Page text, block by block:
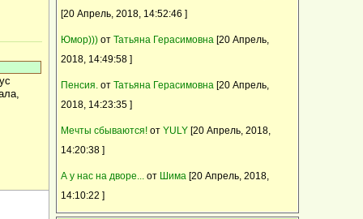
[20 Апрель, 2018, 14:52:46 ]
Юмор))) от Татьяна Герасимовна [20 Апрель,
2018, 14:49:58 ]
Пенсия. от Татьяна Герасимовна [20 Апрель,
2018, 14:23:35 ]
Мечты сбываются! от YULY [20 Апрель, 2018,
14:20:38 ]
А у нас на дворе... от Шима [20 Апрель, 2018,
14:10:22 ]